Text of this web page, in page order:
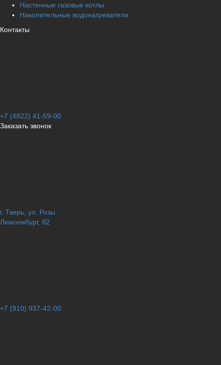
Настенные газовые котлы
Накопительные водонагреватели
Контакты
+7 (4822) 41-59-00
Заказать звонок
г. Тверь, ул. Розы
Люксембург, 82
+7 (910) 937-42-00